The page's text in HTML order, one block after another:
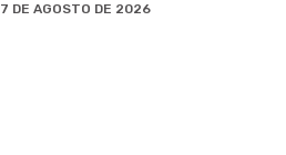
7 DE AGOSTO DE 2026